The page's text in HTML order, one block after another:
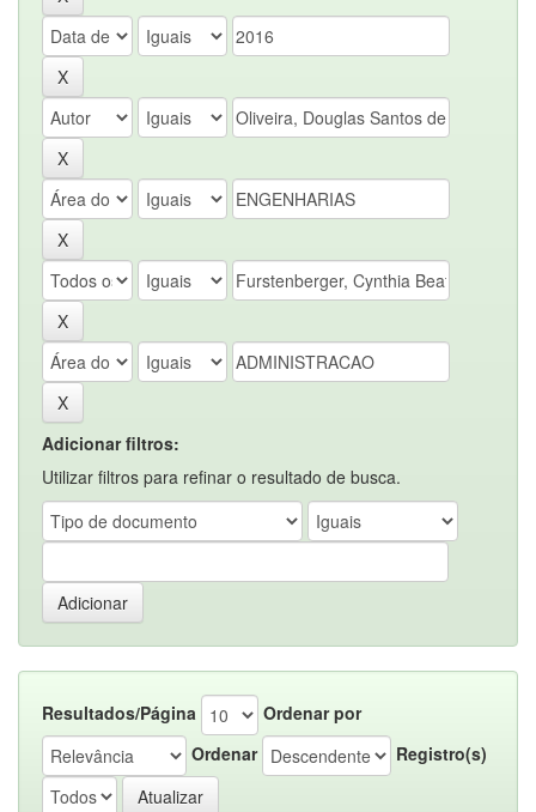
Adicionar filtros:
Utilizar filtros para refinar o resultado de busca.
Resultados/Página
Ordenar por
Ordenar
Registro(s)